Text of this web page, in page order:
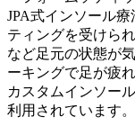
JPA式インソール
ティングを受けら
など足元の状態が
ーキングで足が疲
カスタムインソー
利用されています。